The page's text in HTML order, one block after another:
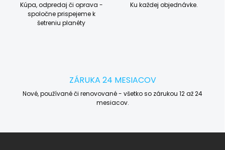
Kúpa, odpredaj či oprava -
spoločne prispejeme k
šetreniu planéty
Ku každej objednávke.
ZÁRUKA 24 MESIACOV
Nové, používané či renovované - všetko so zárukou 12 až 24
mesiacov.